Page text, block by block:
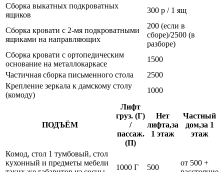
Сборка выкатных подкроватных
ящиков
300 р / 1 ящ
Сборка кровати с 2-мя подкроватными
ящиками на направляющих
200 (если в
сборе)/2500 (в
разборе)
Сборка кровати с ортопедическим
основание на металлокаркасе
1500
Частичная сборка письменного стола
2500
Крепление зеркала к дамскому столу
(комоду)
1000
ПОДЪЁМ
Лифт
груз. (Г)
/
пассаж.
(П)
Нет
лифта,за
1 этаж
Частный
дом,за 1
этаж
Комод, стол 1 тумбовый, стол
кухонный и предметы мебели
1000 Г 500
от 500 +